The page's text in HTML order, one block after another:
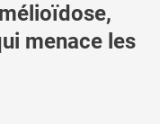
menace les